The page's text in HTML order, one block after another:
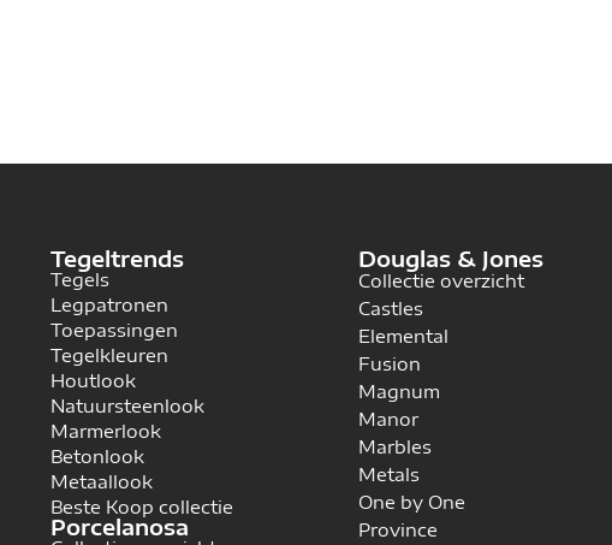
Tegeltrends
Tegels
Legpatronen
Toepassingen
Tegelkleuren
Houtlook
Natuursteenlook
Marmerlook
Betonlook
Metaallook
Beste Koop collectie
Porcelanosa
Douglas & Jones
Collectie overzicht
Castles
Elemental
Fusion
Magnum
Manor
Marbles
Metals
One by One
Province